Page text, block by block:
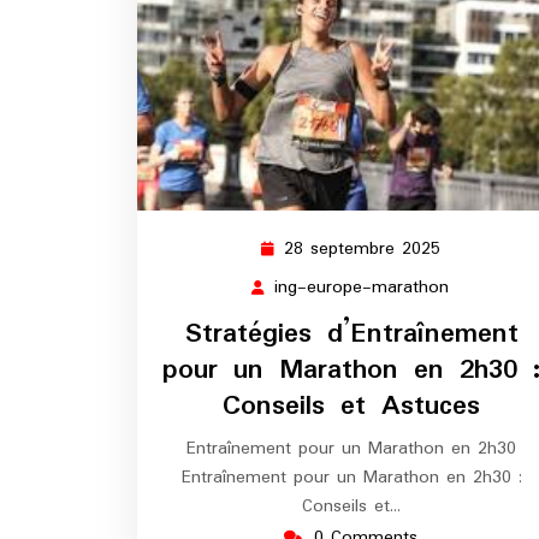
28 septembre 2025
septembre
ing-europe-marathon
europe-
marathon
Stratégies d’Entraînement
pour un Marathon en 2h30 :
Conseils et Astuces
Entraînement pour un Marathon en 2h30
Entraînement pour un Marathon en 2h30 :
Conseils et…